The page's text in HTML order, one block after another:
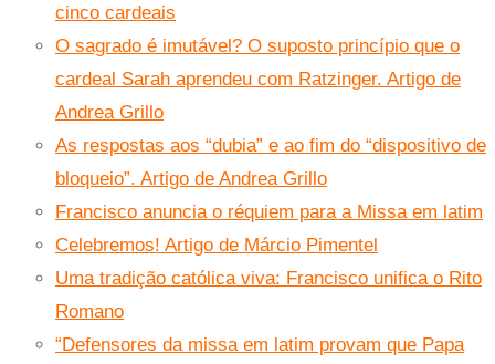
cinco cardeais
O sagrado é imutável? O suposto princípio que o
cardeal Sarah aprendeu com Ratzinger. Artigo de
Andrea Grillo
As respostas aos “dubia” e ao fim do “dispositivo de
bloqueio”. Artigo de Andrea Grillo
Francisco anuncia o réquiem para a Missa em latim
Celebremos! Artigo de Márcio Pimentel
Uma tradição católica viva: Francisco unifica o Rito
Romano
“Defensores da missa em latim provam que Papa